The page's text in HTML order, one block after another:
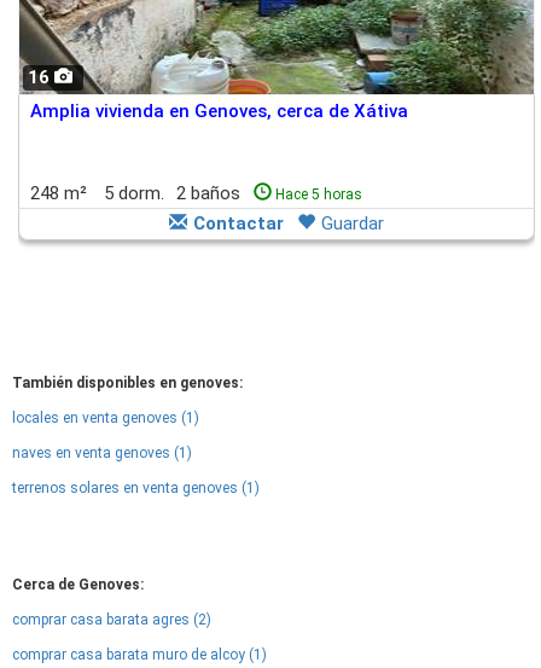
16
Amplia vivienda en Genoves, cerca de Xátiva
248 m² 5 dorm. 2 baños Hace 5 horas
Contactar Guardar
También disponibles en genoves:
locales en venta genoves (1)
naves en venta genoves (1)
terrenos solares en venta genoves (1)
Cerca de Genoves:
comprar casa barata agres (2)
comprar casa barata muro de alcoy (1)